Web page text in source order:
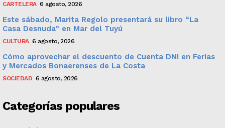
CARTELERA 6 agosto, 2026
Este sábado, Marita Regolo presentará su libro “La
Casa Desnuda” en Mar del Tuyú
CULTURA 6 agosto, 2026
Cómo aprovechar el descuento de Cuenta DNI en Ferias
y Mercados Bonaerenses de La Costa
SOCIEDAD 6 agosto, 2026
Categorías populares